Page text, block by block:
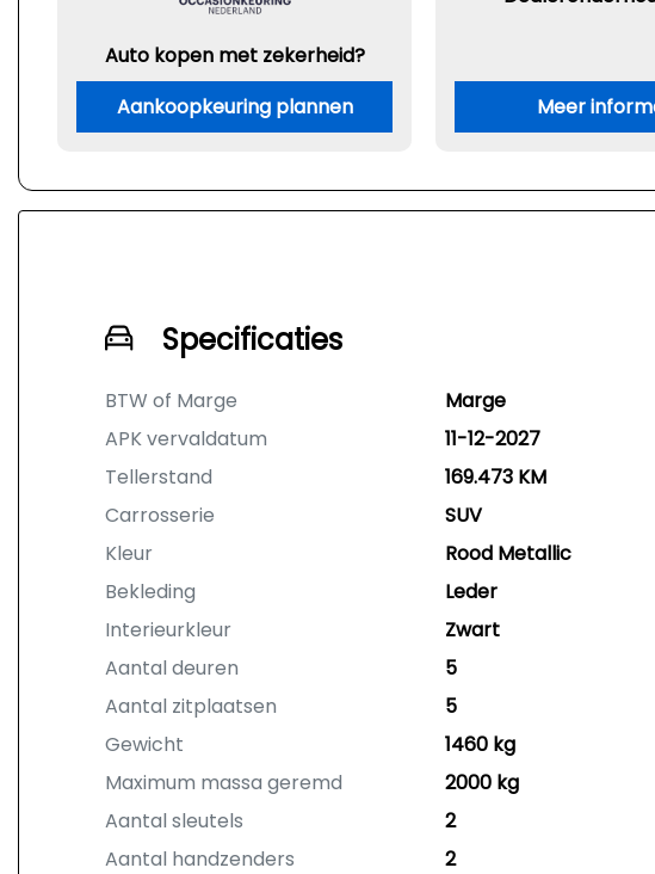
Auto kopen met zekerheid?
Aankoopkeuring plannen
Meer
Specificaties
BTW of Marge
Marge
APK vervaldatum
11-12-2027
Tellerstand
169.473 KM
Carrosserie
SUV
Kleur
Rood Metallic
Bekleding
Leder
Interieurkleur
Zwart
Aantal deuren
5
Aantal zitplaatsen
5
Gewicht
1460 kg
Maximum massa geremd
2000 kg
Aantal sleutels
2
Aantal handzenders
2